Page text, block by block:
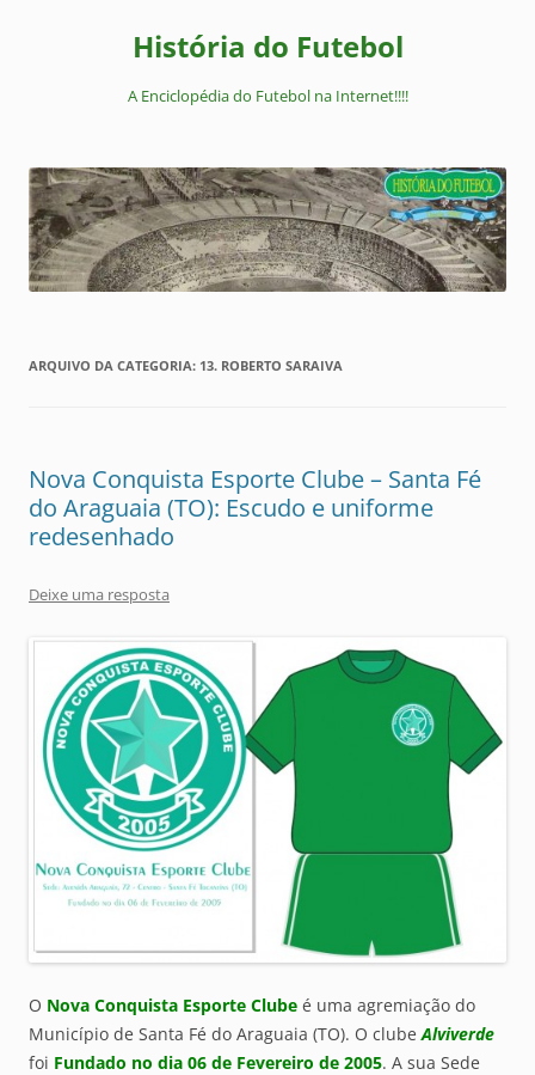
História do Futebol
A Enciclopédia do Futebol na Internet!!!!
ARQUIVO DA CATEGORIA: 13. ROBERTO SARAIVA
Nova Conquista Esporte Clube – Santa Fé
do Araguaia (TO): Escudo e uniforme
redesenhado
Deixe uma resposta
O Nova Conquista Esporte Clube é uma agremiação do
Município de Santa Fé do Araguaia (TO). O clubeAlviverde
foi Fundado no dia 06 de Fevereiro de 2005. A sua Sede